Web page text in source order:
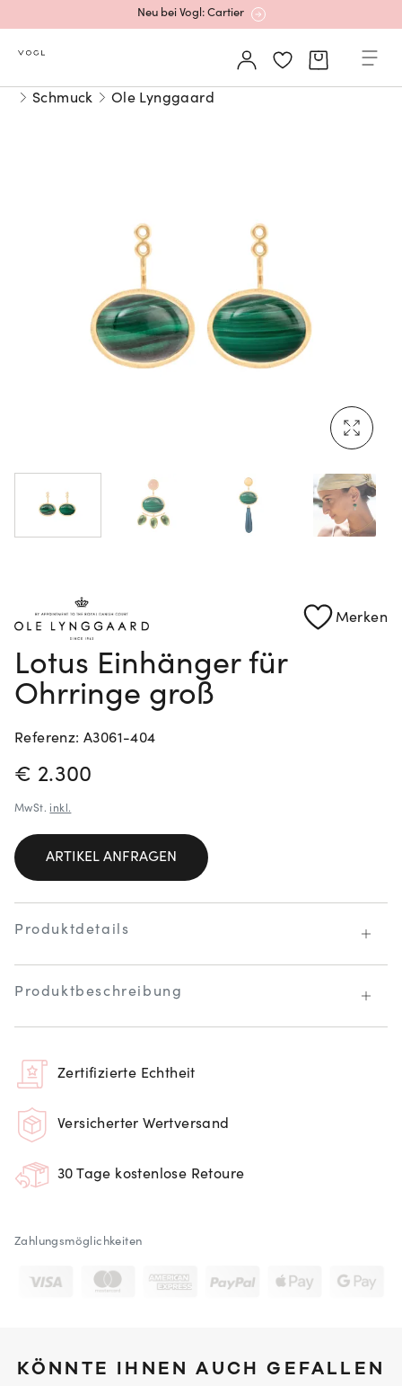
Neu bei Vogl: Cartier
Mehr erfahren: Ikonische Uhren von Cartier
Neu bei Vogl: Uhren von Grand Seiko
Neu bei Vogl: Cartier
Rolex Certified Pre-Owned entdecken
Schmuck Ole Lynggaard
Merken
Lotus Einhänger für
Ohrringe groß
Referenz: A3061-404
PREISINFORMATIONEN
€ 2.300
MwSt. inkl.
ARTIKEL ANFRAGEN
Produktdetails
Produktbeschreibung
Zertifizierte Echtheit
Versicherter Wertversand
30 Tage kostenlose Retoure
Zahlungsmöglichkeiten
KÖNNTE IHNEN AUCH GEFALLEN